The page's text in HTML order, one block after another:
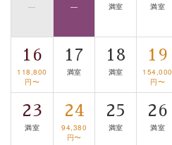
【旅】
■諏訪大社4社を巡る無料参拝
豊富な知識を持ったドライバ
案内します。事前ご予約制で
は【3日前まで】にお電話く
※交通規制などにより運行で
※年末年始及び御柱祭前後は
— — 満室 満室
16
118,800
円〜
17
満室
18
満室
19
154,000
円〜
23
満室
24
94,380
円〜
25
満室
26
満室